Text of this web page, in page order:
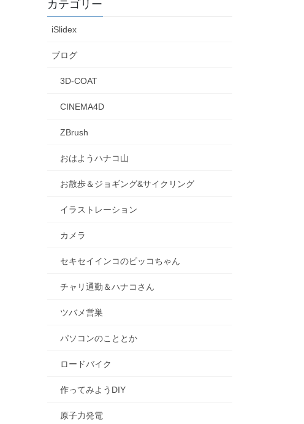
カテゴリー
iSlidex
ブログ
3D-COAT
CINEMA4D
ZBrush
おはようハナコ山
お散歩＆ジョギング&サイクリング
イラストレーション
カメラ
セキセイインコのピッコちゃん
チャリ通勤＆ハナコさん
ツバメ営巣
パソコンのこととか
ロードバイク
作ってみようDIY
原子力発電